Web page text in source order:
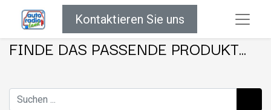
Kontaktieren Sie uns
FINDE DAS PASSENDE PRODUKT...